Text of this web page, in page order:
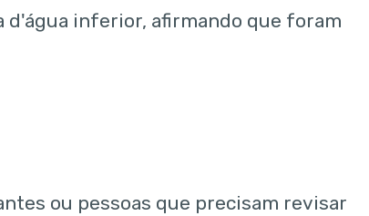
d'água inferior, afirmando que foram
ou pessoas que precisam revisar